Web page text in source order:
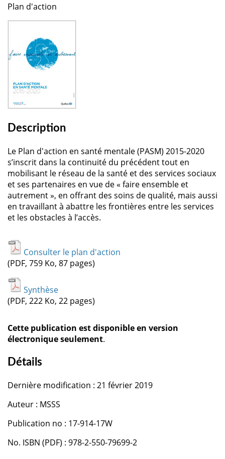
Plan d'action
Description
Le Plan d'action en santé mentale (PASM) 2015-2020
s’inscrit dans la continuité du précédent tout en
mobilisant le réseau de la santé et des services sociaux
et ses partenaires en vue de « faire ensemble et
autrement », en offrant des soins de qualité, mais aussi
en travaillant à abattre les frontières entre les services
et les obstacles à l’accès.
Consulter le plan d'action
(PDF, 759 Ko, 87 pages)
Synthèse
(PDF, 222 Ko, 22 pages)
Cette publication est disponible en version
électronique seulement.
Détails
Dernière modification : 21 février 2019
Auteur : MSSS
Publication no : 17-914-17W
No. ISBN (PDF) : 978-2-550-79699-2